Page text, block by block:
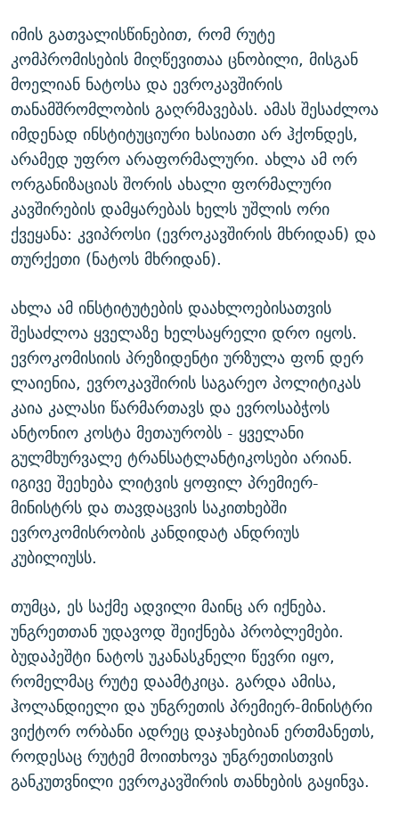
იმის გათვალისწინებით, რომ რუტე
კომპრომისების მიღწევითაა ცნობილი, მისგან
მოელიან ნატოსა და ევროკავშირის
თანამშრომლობის გაღრმავებას. ამას შესაძლოა
იმდენად ინსტიტუციური ხასიათი არ ჰქონდეს,
არამედ უფრო არაფორმალური. ახლა ამ ორ
ორგანიზაციას შორის ახალი ფორმალური
კავშირების დამყარებას ხელს უშლის ორი
ქვეყანა: კვიპროსი (ევროკავშირის მხრიდან) და
თურქეთი (ნატოს მხრიდან).
ახლა ამ ინსტიტუტების დაახლოებისათვის
შესაძლოა ყველაზე ხელსაყრელი დრო იყოს.
ევროკომისიის პრეზიდენტი ურზულა ფონ დერ
ლაიენია, ევროკავშირის საგარეო პოლიტიკას
კაია კალასი წარმართავს და ევროსაბჭოს
ანტონიო კოსტა მეთაურობს - ყველანი
გულმხურვალე ტრანსატლანტიკოსები არიან.
იგივე შეეხება ლიტვის ყოფილ პრემიერ-
მინისტრს და თავდაცვის საკითხებში
ევროკომისრობის კანდიდატ ანდრიუს
კუბილიუსს.
თუმცა, ეს საქმე ადვილი მაინც არ იქნება.
უნგრეთთან უდავოდ შეიქნება პრობლემები.
ბუდაპეშტი ნატოს უკანასკნელი წევრი იყო,
რომელმაც რუტე დაამტკიცა. გარდა ამისა,
ჰოლანდიელი და უნგრეთის პრემიერ-მინისტრი
ვიქტორ ორბანი ადრეც დაჯახებიან ერთმანეთს,
როდესაც რუტემ მოითხოვა უნგრეთისთვის
განკუთვნილი ევროკავშირის თანხების გაყინვა.